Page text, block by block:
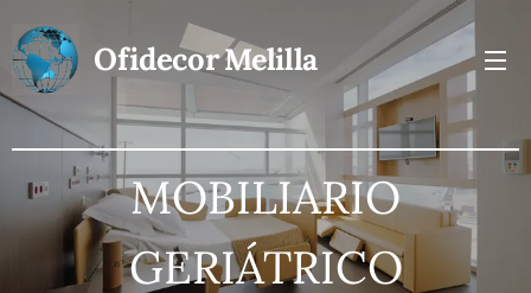
OfidecorMelilla
MOBILIARIO
GERIÁTRICO